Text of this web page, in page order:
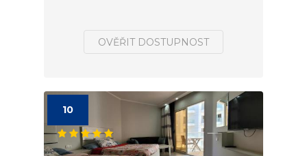
OVĚŘIT DOSTUPNOST
10